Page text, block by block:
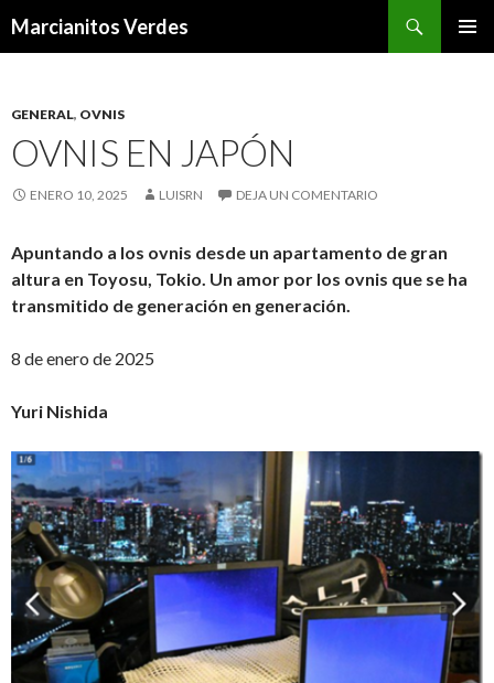
Marcianitos Verdes
GENERAL, OVNIS
OVNIS EN JAPÓN
ENERO 10, 2025 LUISRN DEJA UN COMENTARIO
Apuntando a los ovnis desde un apartamento de gran
altura en Toyosu, Tokio. Un amor por los ovnis que se ha
transmitido de generación en generación.
8 de enero de 2025
Yuri Nishida